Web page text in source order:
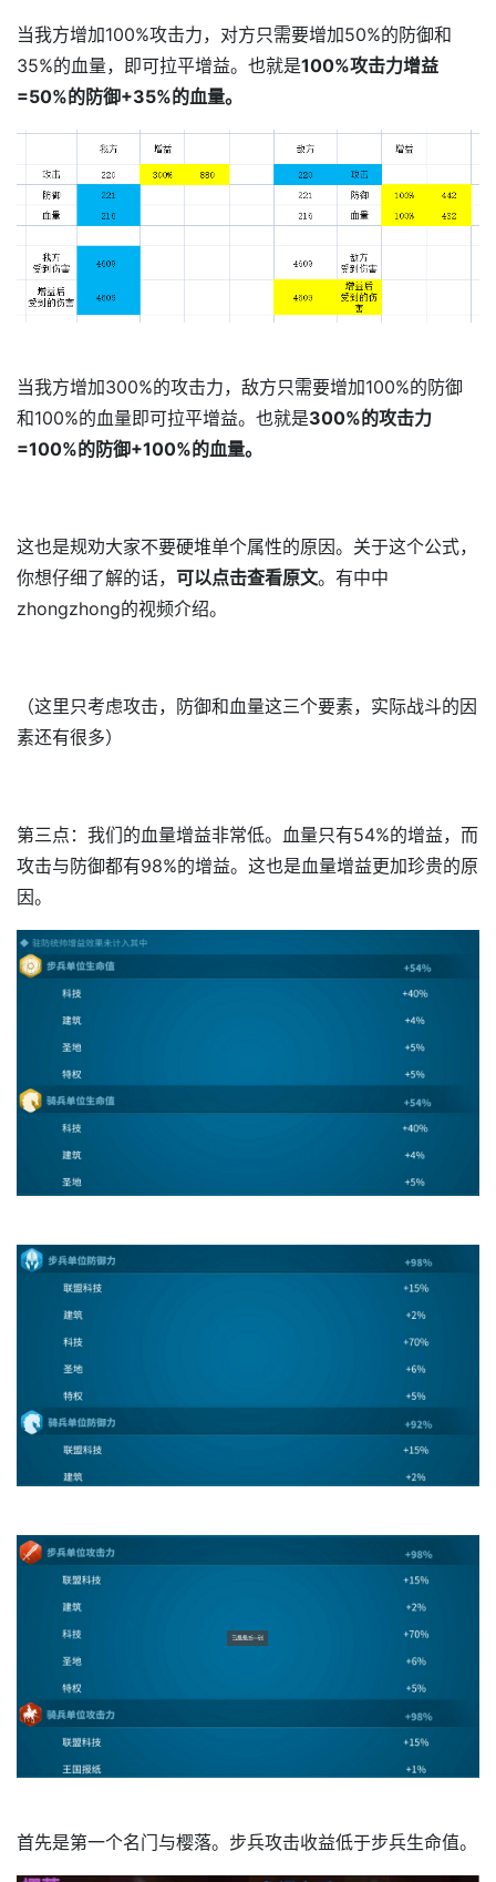
当我方增加100%攻击力，对方只需要增加50%的防御和
35%的血量，即可拉平增益。也就是100%攻击力增益
=50%的防御+35%的血量。
当我方增加300%的攻击力，敌方只需要增加100%的防御
和100%的血量即可拉平增益。也就是300%的攻击力
=100%的防御+100%的血量。
这也是规劝大家不要硬堆单个属性的原因。关于这个公式，
你想仔细了解的话， 可以点击查看原文。有中中
zhongzhong的视频介绍。
（这里只考虑攻击，防御和血量这三个要素，实际战斗的因
素还有很多）
第三点：我们的血量增益非常低。血量只有54%的增益，而
攻击与防御都有98%的增益。这也是血量增益更加珍贵的原
因。
首先是第一个名门与樱落。步兵攻击收益低于步兵生命值。